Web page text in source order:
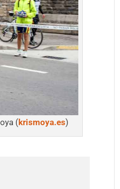
(krismoya.es)